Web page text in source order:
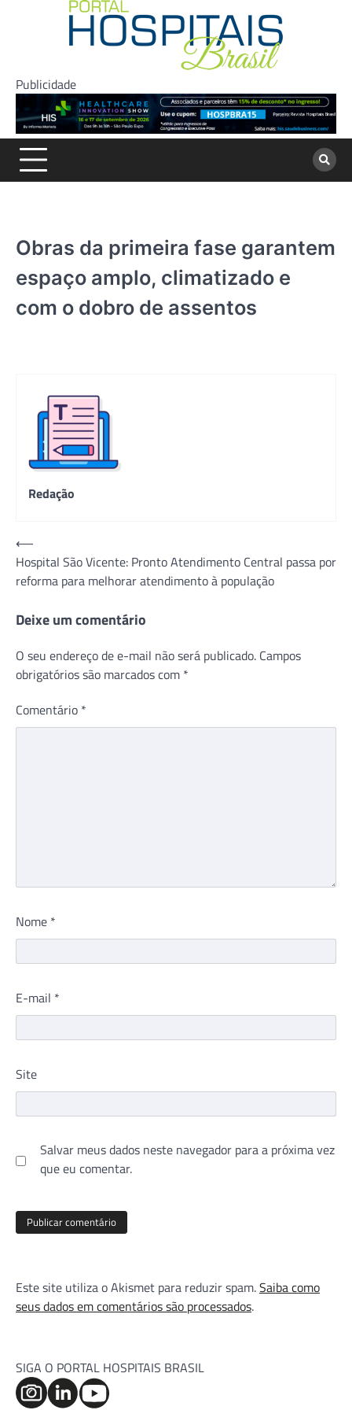
Publicidade
Obras da primeira fase garantem
espaço amplo, climatizado e
com o dobro de assentos
Redação
Navegação
de
Post
⟵
Hospital São Vicente: Pronto Atendimento Central passa por
reforma para melhorar atendimento à população
Deixe um comentário
O seu endereço de e-mail não será publicado. Campos
obrigatórios são marcados com *
Comentário *
Nome *
E-mail *
Site
Salvar meus dados neste navegador para a próxima vez
que eu comentar.
Este site utiliza o Akismet para reduzir spam.Saiba como
seus dados em comentários são processados.
SIGA O PORTAL HOSPITAIS BRASIL